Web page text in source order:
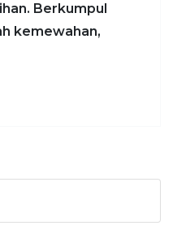
Berkumpul
kemewahan,